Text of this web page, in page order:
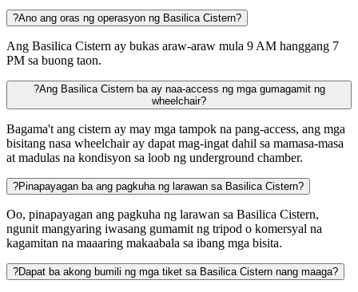
?Ano ang oras ng operasyon ng Basilica Cistern?
Ang Basilica Cistern ay bukas araw-araw mula 9 AM hanggang 7
PM sa buong taon.
?Ang Basilica Cistern ba ay naa-access ng mga gumagamit ng
wheelchair?
Bagama't ang cistern ay may mga tampok na pang-access, ang mga
bisitang nasa wheelchair ay dapat mag-ingat dahil sa mamasa-masa
at madulas na kondisyon sa loob ng underground chamber.
?Pinapayagan ba ang pagkuha ng larawan sa Basilica Cistern?
Oo, pinapayagan ang pagkuha ng larawan sa Basilica Cistern,
ngunit mangyaring iwasang gumamit ng tripod o komersyal na
kagamitan na maaaring makaabala sa ibang mga bisita.
?Dapat ba akong bumili ng mga tiket sa Basilica Cistern nang maaga?